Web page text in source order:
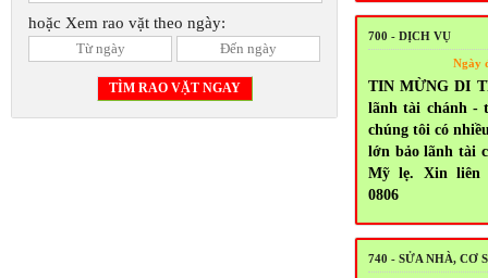
hoặc Xem rao vặt theo ngày:
700 - DỊCH VỤ
Ngày
TIN MỪNG DI
lãnh tài chánh -
chúng tôi có
lớn bảo lãnh tài
Mỹ lẹ. Xin liên
0806
740 - SỬA NHÀ, CƠ